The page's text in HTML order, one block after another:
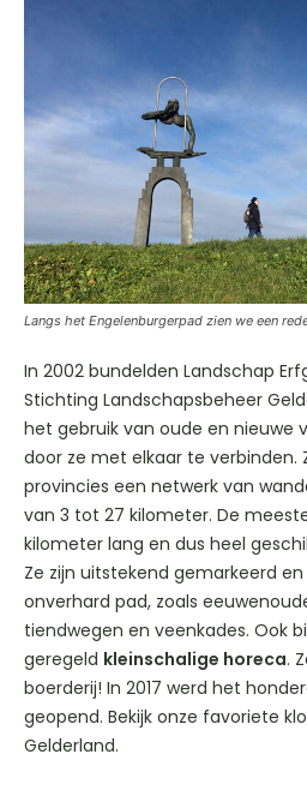
Langs het Engelenburgerpad zien we een
In 2002 bundelden Landschap
Stichting Landschapsbeheer
het gebruik van oude en nieuwe
door ze met elkaar te verbinden.
provincies een netwerk van
van 3 tot 27 kilometer. De meeste
kilometer lang en dus heel
Ze zijn uitstekend gemarkeerd
onverhard pad, zoals
tiendwegen en veenkades. Ook
geregeld kleinschalige horeca.
boerderij! In 2017 werd het
geopend. Bekijk onze favoriete
Gelderland.